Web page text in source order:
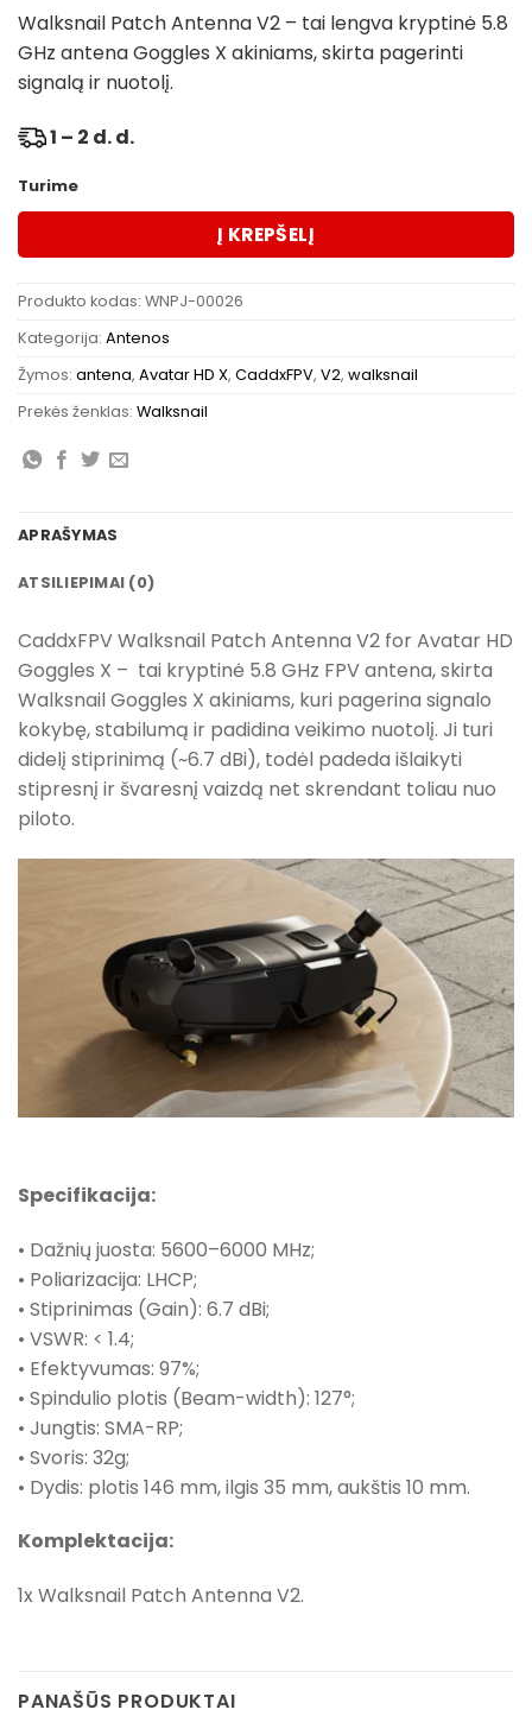
Walksnail Patch Antenna V2 – tai lengva kryptinė 5.8
GHz antena Goggles X akiniams, skirta pagerinti
signalą ir nuotolį.
1 – 2 d. d.
Turime
Į KREPŠELĮ
Produkto kodas: WNPJ-00026
Kategorija: Antenos
Žymos: antena, Avatar HD X, CaddxFPV, V2, walksnail
Prekės ženklas: Walksnail
APRAŠYMAS
ATSILIEPIMAI (0)
CaddxFPV Walksnail Patch Antenna V2 for Avatar HD
Goggles X – tai kryptinė 5.8 GHz FPV antena, skirta
Walksnail Goggles X akiniams, kuri pagerina signalo
kokybę, stabilumą ir padidina veikimo nuotolį. Ji turi
didelį stiprinimą (~6.7 dBi), todėl padeda išlaikyti
stipresnį ir švaresnį vaizdą net skrendant toliau nuo
piloto.
Specifikacija:
• Dažnių juosta: 5600–6000 MHz;
• Poliarizacija: LHCP;
• Stiprinimas (Gain): 6.7 dBi;
• VSWR: < 1.4;
• Efektyvumas: 97%;
• Spindulio plotis (Beam-width): 127°;
• Jungtis: SMA-RP;
• Svoris: 32g;
• Dydis: plotis 146 mm, ilgis 35 mm, aukštis 10 mm.
Komplektacija:
1x Walksnail Patch Antenna V2.
PANAŠŪS PRODUKTAI